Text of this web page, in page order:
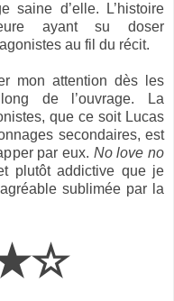
saine d’elle. L’histoire
ayant su doser
au fil du récit.
mon attention dès les
de l’ouvrage. La
que ce soit Lucas
secondaires, est
par eux. No love no
plutôt addictive que je
sublimée par la